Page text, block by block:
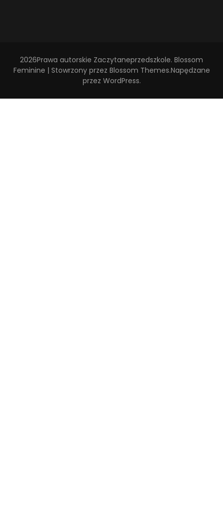
2026Prawa autorskie Zaczytaneprzedszkole. Blossom
Feminine | Stowrzony przez Blossom Themes.Napędzane
przez WordPress.